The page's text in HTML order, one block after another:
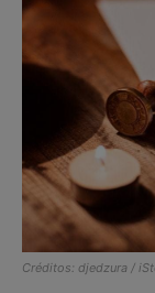
Créditos: djedzura /